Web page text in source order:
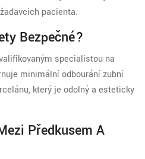
pacienta.
Bezpečné?
specialistou na
minimální odbourání zubní
který je odolný a esteticky
Předkusem A